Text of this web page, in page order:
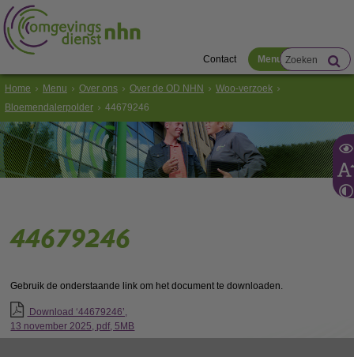
Contact Menu
Home Menu Over ons Over de OD NHN
Woo-verzoek
Bloemendalerpolder
44679246
44679246
Gebruik de onderstaande link om het document te downloaden.
Download ‘44679246’,
13 november 2025, pdf, 5MB